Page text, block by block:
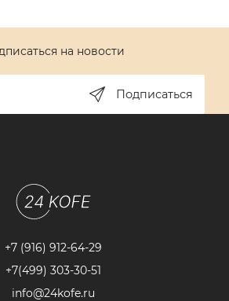
на новости
Подписаться
+7 (916) 912-64-29
+7(499) 303-30-51
info@24kofe.ru